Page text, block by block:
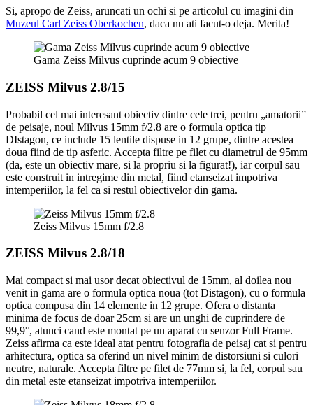
Si, apropo de Zeiss, aruncati un ochi si pe articolul cu imagini din
Muzeul Carl Zeiss Oberkochen, daca nu ati facut-o deja. Merita!
Gama Zeiss Milvus cuprinde acum 9 obiective
ZEISS Milvus 2.8/15
Probabil cel mai interesant obiectiv dintre cele trei, pentru „amatorii”
de peisaje, noul Milvus 15mm f/2.8 are o formula optica tip
DIstagon, ce include 15 lentile dispuse in 12 grupe, dintre acestea
doua fiind de tip asferic. Accepta filtre pe filet cu diametrul de 95mm
(da, este un obiectiv mare, si la propriu si la figurat!), iar corpul sau
este construit in intregime din metal, fiind etanseizat impotriva
intemperiilor, la fel ca si restul obiectivelor din gama.
Zeiss Milvus 15mm f/2.8
ZEISS Milvus 2.8/18
Mai compact si mai usor decat obiectivul de 15mm, al doilea nou
venit in gama are o formula optica noua (tot Distagon), cu o formula
optica compusa din 14 elemente in 12 grupe. Ofera o distanta
minima de focus de doar 25cm si are un unghi de cuprindere de
99,9°, atunci cand este montat pe un aparat cu senzor Full Frame.
Zeiss afirma ca este ideal atat pentru fotografia de peisaj cat si pentru
arhitectura, optica sa oferind un nivel minim de distorsiuni si culori
neutre, naturale. Accepta filtre pe filet de 77mm si, la fel, corpul sau
din metal este etanseizat impotriva intemperiilor.